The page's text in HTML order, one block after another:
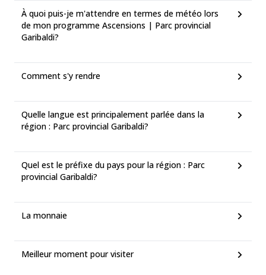
À quoi puis-je m'attendre en termes de météo lors
de mon programme Ascensions | Parc provincial
Garibaldi?
Comment s'y rendre
Quelle langue est principalement parlée dans la
région : Parc provincial Garibaldi?
Quel est le préfixe du pays pour la région : Parc
provincial Garibaldi?
La monnaie
Meilleur moment pour visiter